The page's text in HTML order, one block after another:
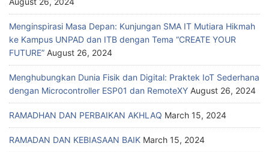
Menginspirasi Masa Depan: Kunjungan SMA IT Mutiara Hikmah
ke Kampus UNPAD dan ITB dengan Tema “CREATE YOUR
FUTURE” August 26, 2024
Menghubungkan Dunia Fisik dan Digital: Praktek IoT Sederhana
dengan Microcontroller ESP01 dan RemoteXY August 26, 2024
RAMADHAN DAN PERBAIKAN AKHLAQ March 15, 2024
RAMADAN DAN KEBIASAAN BAIK March 15, 2024